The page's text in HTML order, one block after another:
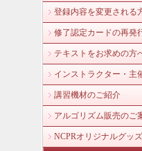
登録内容を変更される
修了認定カードの再発
テキストをお求めの方
インストラクター・主
講習機材のご紹介
アルゴリズム販売のご
NCPRオリジナルグッ